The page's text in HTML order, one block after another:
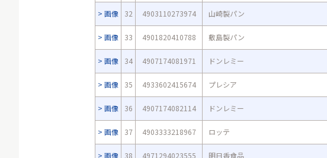
画像 32 4903110273974 山崎製パン
画像 33 4901820410788 敷島製パン
画像 34 4907174081971 ドンレミー
画像 35 4933602415674 プレシア
画像 36 4907174082114 ドンレミー
画像 37 4903333218967 ロッテ
画像 38 4971294023555 明日香食品